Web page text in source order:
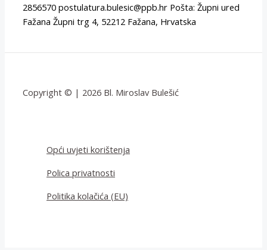
2856570 postulatura.bulesic@ppb.hr Pošta: Župni ured
Fažana Župni trg 4, 52212 Fažana, Hrvatska
Copyright © | 2026 Bl. Miroslav Bulešić
Opći uvjeti korištenja
Polica privatnosti
Politika kolačića (EU)